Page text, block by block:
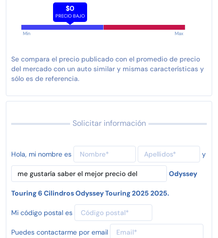
$0
PRECIO BAJO
Min Max
Se compara el precio publicado con el promedio de precio
del mercado con un auto similar y mismas características y
sólo es de referencia.
Solicitar información
Hola, mi nombre es y
Odyssey
Touring 6 Cilindros Odyssey Touring 2025 2025.
Mi código postal es
Puedes contactarme por email